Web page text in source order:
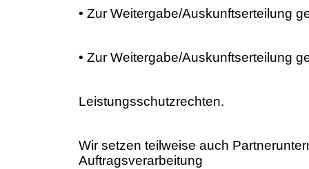
• Zur Weitergabe/Auskunftserteilung
• Zur Weitergabe/Auskunftserteilung
Leistungsschutzrechten.
Wir setzen teilweise auch
Auftragsverarbeitung